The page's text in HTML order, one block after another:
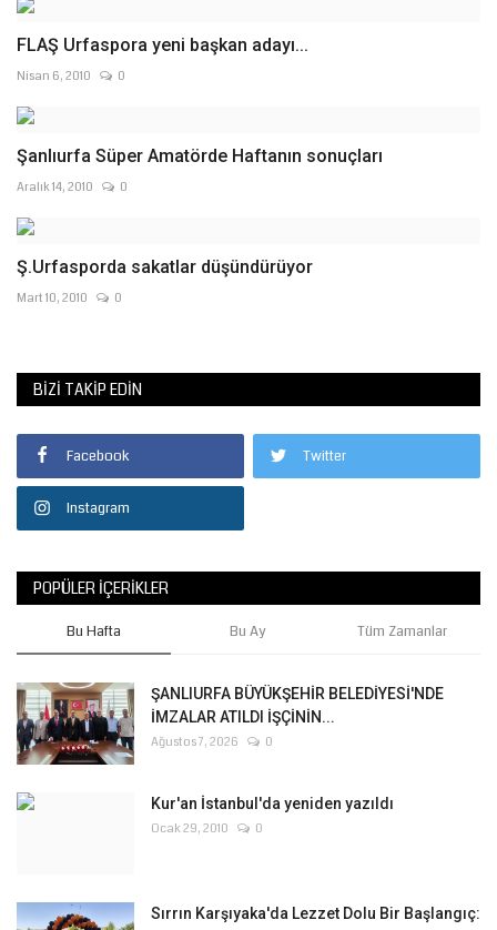
FLAŞ Urfaspora yeni başkan adayı...
Nisan 6, 2010 0
Şanlıurfa Süper Amatörde Haftanın sonuçları
Aralık 14, 2010 0
Ş.Urfasporda sakatlar düşündürüyor
Mart 10, 2010 0
BIZI TAKIP EDIN
Facebook Twitter
Instagram
POPÜLER İÇERIKLER
Bu Hafta Bu Ay Tüm Zamanlar
ŞANLIURFA BÜYÜKŞEHİR BELEDİYESİ'NDE
İMZALAR ATILDI İŞÇİNİN...
Ağustos 7, 2026 0
Kur'an İstanbul'da yeniden yazıldı
Ocak 29, 2010 0
Sırrın Karşıyaka'da Lezzet Dolu Bir Başlangıç: